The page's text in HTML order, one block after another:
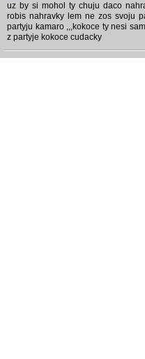
uz by si mohol ty chuju daco
robis nahravky lem ne zos svoju
partyju kamaro ,,,kokoce ty nesi
z partyje kokoce cudacky